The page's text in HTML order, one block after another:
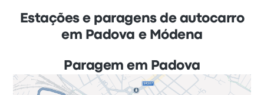
Estações e paragens de autocarro
em Padova e Módena
Paragem em Padova